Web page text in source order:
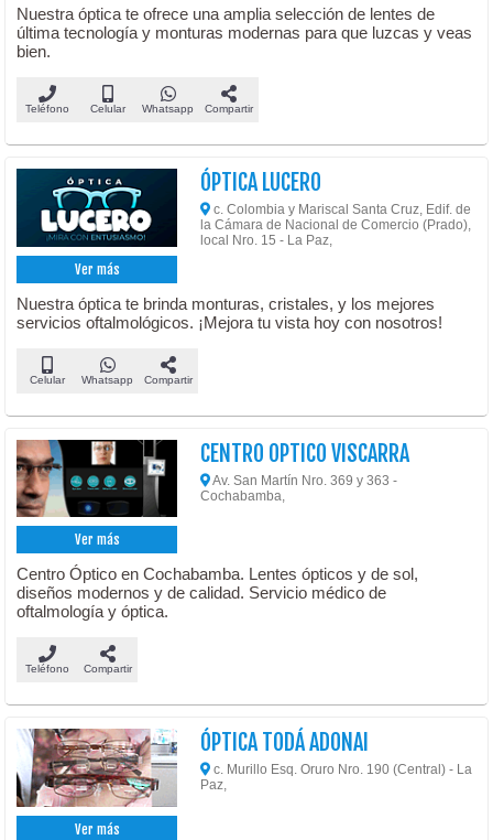
Nuestra óptica te ofrece una amplia selección de lentes de
última tecnología y monturas modernas para que luzcas y veas
bien.
Teléfono Celular Whatsapp Compartir
Ver más
ÓPTICA LUCERO
c. Colombia y Mariscal Santa Cruz, Edif. de
la Cámara de Nacional de Comercio (Prado),
local Nro. 15 - La Paz,
Nuestra óptica te brinda monturas, cristales, y los mejores
servicios oftalmológicos. ¡Mejora tu vista hoy con nosotros!
Celular Whatsapp Compartir
Ver más
CENTRO OPTICO VISCARRA
Av. San Martín Nro. 369 y 363 -
Cochabamba,
Centro Óptico en Cochabamba. Lentes ópticos y de sol,
diseños modernos y de calidad. Servicio médico de
oftalmología y óptica.
Teléfono Compartir
Ver más
ÓPTICA TODÁ ADONAI
c. Murillo Esq. Oruro Nro. 190 (Central) - La
Paz,